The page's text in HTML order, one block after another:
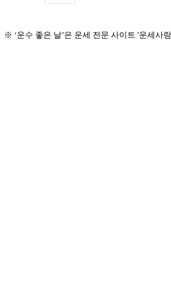
※ ‘운수 좋은 날’은 운세 전문 사이트 '운세사